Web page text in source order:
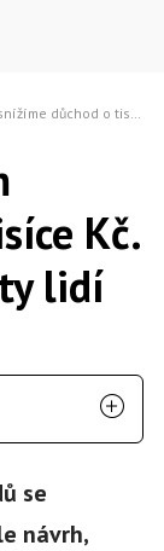
tisíce Kč. Dotkne se to spousty lidí
Kč.
lidí
se
návrh,